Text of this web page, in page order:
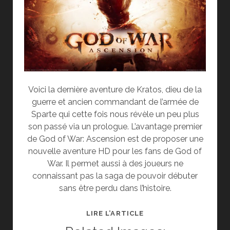
Voici la dernière aventure de Kratos, dieu de la
guerre et ancien commandant de l’armée de
Sparte qui cette fois nous révèle un peu plus
son passé via un prologue. L’avantage premier
de God of War: Ascension est de proposer une
nouvelle aventure HD pour les fans de God of
War. Il permet aussi à des joueurs ne
connaissant pas la saga de pouvoir débuter
sans être perdu dans l’histoire.
LIRE L’ARTICLETEST